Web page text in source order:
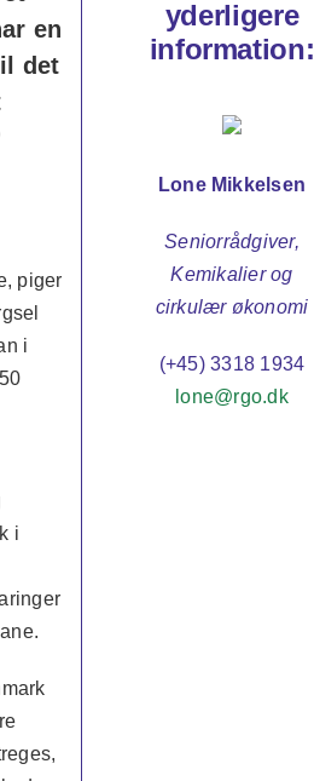
en
det
piger
i
i
yderligere
information:
Lone Mikkelsen
Seniorrådgiver,
Kemikalier og
cirkulær økonomi
(+45) 3318 1934
lone@rgo.dk